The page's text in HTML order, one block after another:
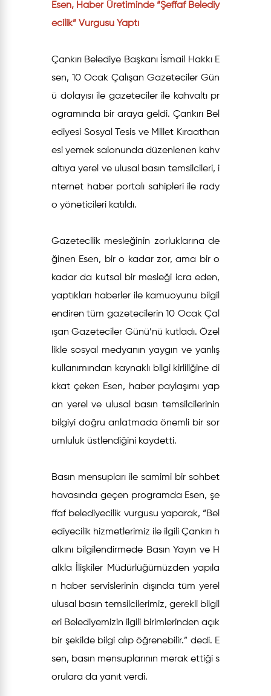
Esen, Haber Üretiminde “Şeffaf Belediy
ecilik” Vurgusu Yaptı
Çankırı Belediye Başkanı İsmail Hakkı E
sen, 10 Ocak Çalışan Gazeteciler Gün
ü dolayısı ile gazeteciler ile kahvaltı pr
ogramında bir araya geldi. Çankırı Bel
ediyesi Sosyal Tesis ve Millet Kıraathan
esi yemek salonunda düzenlenen kahv
altıya yerel ve ulusal basın temsilcileri, i
nternet haber portalı sahipleri ile rady
o yöneticileri katıldı.
Gazetecilik mesleğinin zorluklarına de
ğinen Esen, bir o kadar zor, ama bir o
kadar da kutsal bir mesleği icra eden,
yaptıkları haberler ile kamuoyunu bilgil
endiren tüm gazetecilerin 10 Ocak Çal
ışan Gazeteciler Günü’nü kutladı. Özel
likle sosyal medyanın yaygın ve yanlış
kullanımından kaynaklı bilgi kirliliğine di
kkat çeken Esen, haber paylaşımı yap
an yerel ve ulusal basın temsilcilerinin
bilgiyi doğru anlatmada önemli bir sor
umluluk üstlendiğini kaydetti.
Basın mensupları ile samimi bir sohbet
havasında geçen programda Esen, şe
ffaf belediyecilik vurgusu yaparak, “Bel
ediyecilik hizmetlerimiz ile ilgili Çankırı h
alkını bilgilendirmede Basın Yayın ve H
alkla İlişkiler Müdürlüğümüzden yapıla
n haber servislerinin dışında tüm yerel
ulusal basın temsilcilerimiz, gerekli bilgil
eri Belediyemizin ilgili birimlerinden açık
bir şekilde bilgi alıp öğrenebilir.” dedi. E
sen, basın mensuplarının merak ettiği s
orulara da yanıt verdi.